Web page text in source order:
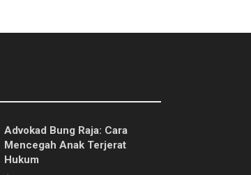
Advokad Bung Raja: Cara
Mencegah Anak Terjerat
Hukum